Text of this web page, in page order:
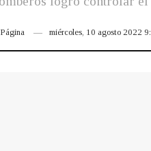
miércoles, 10 agosto 2022